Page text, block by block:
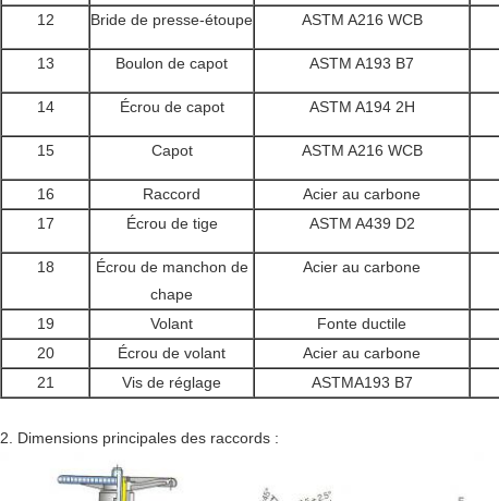
12 Bride de presse-étoupe ASTM A216 WCB
13 Boulon de capot ASTM A193 B7
14 Écrou de capot ASTM A194 2H
15 Capot ASTM A216 WCB
16 Raccord Acier au carbone
17
Écrou de tige ASTM A439 D2
18
Écrou de manchon de
chape
Acier au carbone
19 Volant Fonte ductile
20
Écrou de volant Acier au carbone
21
Vis de réglage ASTMA193 B7
2. Dimensions principales des raccords :